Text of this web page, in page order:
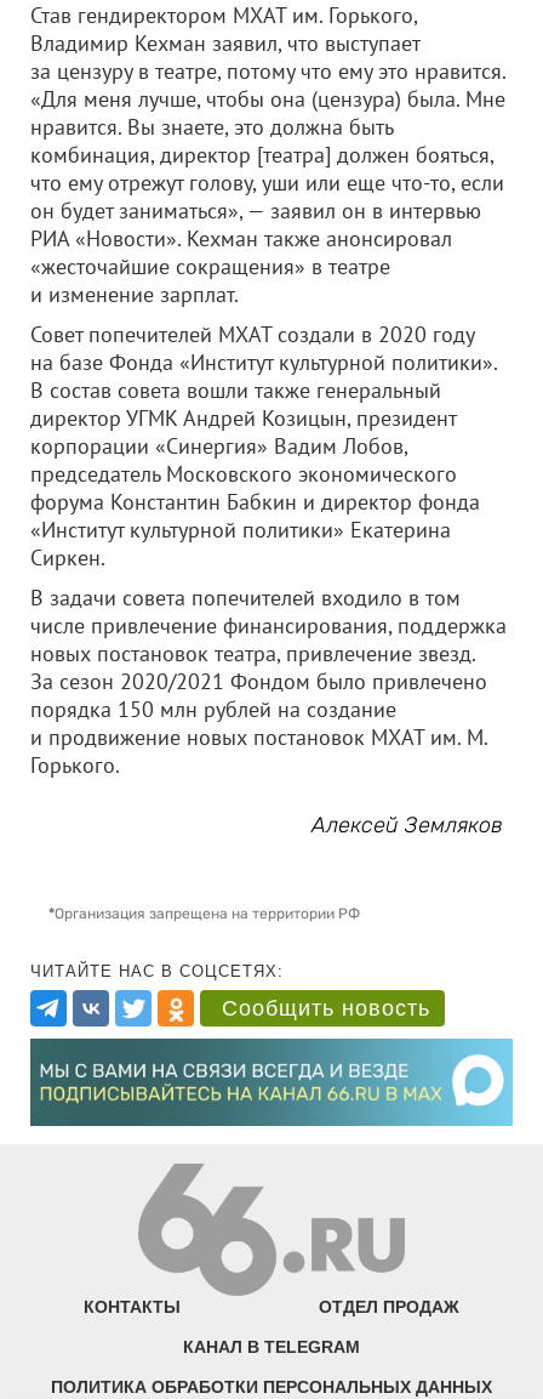
Став гендиректором МХАТ им. Горького,
Владимир Кехман заявил, что выступает
за цензуру в театре, потому что ему это нравится.
«Для меня лучше, чтобы она (цензура) была. Мне
нравится. Вы знаете, это должна быть
комбинация, директор [театра] должен бояться,
что ему отрежут голову, уши или еще что-то, если
он будет заниматься», — заявил он в интервью
РИА «Новости». Кехман также анонсировал
«жесточайшие сокращения» в театре
и изменение зарплат.
Совет попечителей МХАТ создали в 2020 году
на базе Фонда «Институт культурной политики».
В состав совета вошли также генеральный
директор УГМК Андрей Козицын, президент
корпорации «Синергия» Вадим Лобов,
председатель Московского экономического
форума Константин Бабкин и директор фонда
«Институт культурной политики» Екатерина
Сиркен.
В задачи совета попечителей входило в том
числе привлечение финансирования, поддержка
новых постановок театра, привлечение звезд.
За сезон 2020/2021 Фондом было привлечено
порядка 150 млн рублей на создание
и продвижение новых постановок МХАТ им. М.
Горького.
Алексей Земляков
*Организация запрещена на территории РФ
ЧИТАЙТЕ НАС В СОЦСЕТЯХ:
Сообщить новость
КОНТАКТЫ ОТДЕЛ ПРОДАЖ
КАНАЛ В TELEGRAM
ПОЛИТИКА ОБРАБОТКИ ПЕРСОНАЛЬНЫХ ДАННЫХ